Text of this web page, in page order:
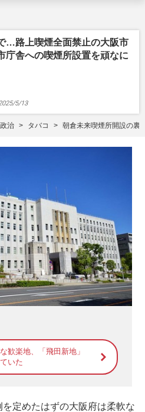
…路上喫煙全面禁止の大阪市
庁舎への喫煙所設置を頑なに
5/13
政治 タバコ 朝倉未来喫煙所開設の裏
歓楽地、「飛田新地」
いた
定めたはずの大阪府は柔軟な